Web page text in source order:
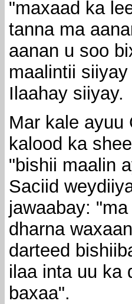
"maxaad ka
tanna ma
aanan u soo
maalintii
Ilaahay siiyay.
Mar kale ayuu
kalood ka
"bishii maalin
Saciid
jawaabay:
dharna
darteed
ilaa inta uu ka
baxaa".